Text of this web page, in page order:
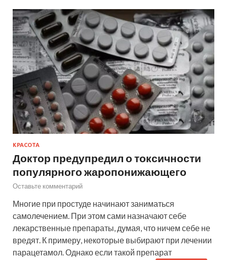
КРАСОТА
Доктор предупредил о токсичности
популярного жаропонижающего
Оставьте комментарий
Многие при простуде начинают заниматься
самолечением. При этом сами назначают себе
лекарственные препараты, думая, что ничем себе не
вредят. К примеру, некоторые выбирают при лечении
парацетамол. Однако если такой препарат